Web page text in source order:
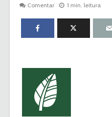
Comentar
1 min. leitura